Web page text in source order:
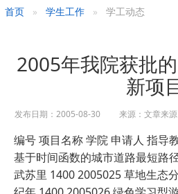
首页 学生工作 学工动态
2005年我院获批
新项
发布日期：2005-08-30 来源：文章来源
编号 项目名称 学院 申请人 指导
基于时间函数的城市道路最短路
武苏里 1400 2005025 草地生态